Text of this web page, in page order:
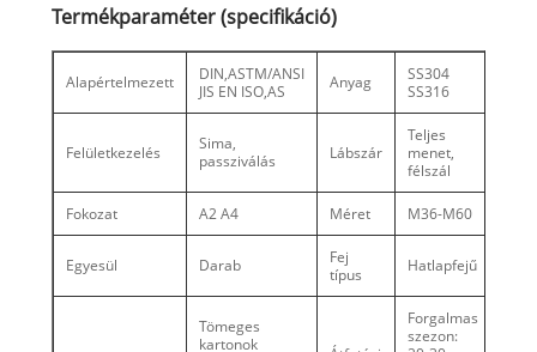
Termékparaméter (specifikáció)
Alapértelmezett
DIN,ASTM/ANSI
JIS EN ISO,AS
Anyag
SS304
SS316
Felületkezelés
Sima,
passziválás
Lábszár
Teljes
menet,
félszál
Fokozat A2 A4 Méret M36-M60
Egyesül Darab
Fej
típus
Hatlapfejű
Tömeges
kartonok
Forgalmas
szezon: